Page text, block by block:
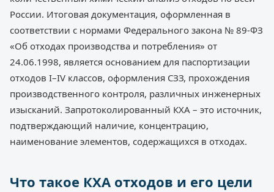
России. Итоговая документация, оформленная в
соответствии с нормами Федерального закона № 89-ФЗ
«Об отходах производства и потребления» от
24.06.1998, является основанием для паспортизации
отходов I–IV классов, оформления СЗЗ, прохождения
производственного контроля, различных инженерных
изысканий. Запротоколированный КХА – это источник,
подтверждающий наличие, концентрацию,
наименование элементов, содержащихся в отходах.
Что такое КХА отходов и его цели